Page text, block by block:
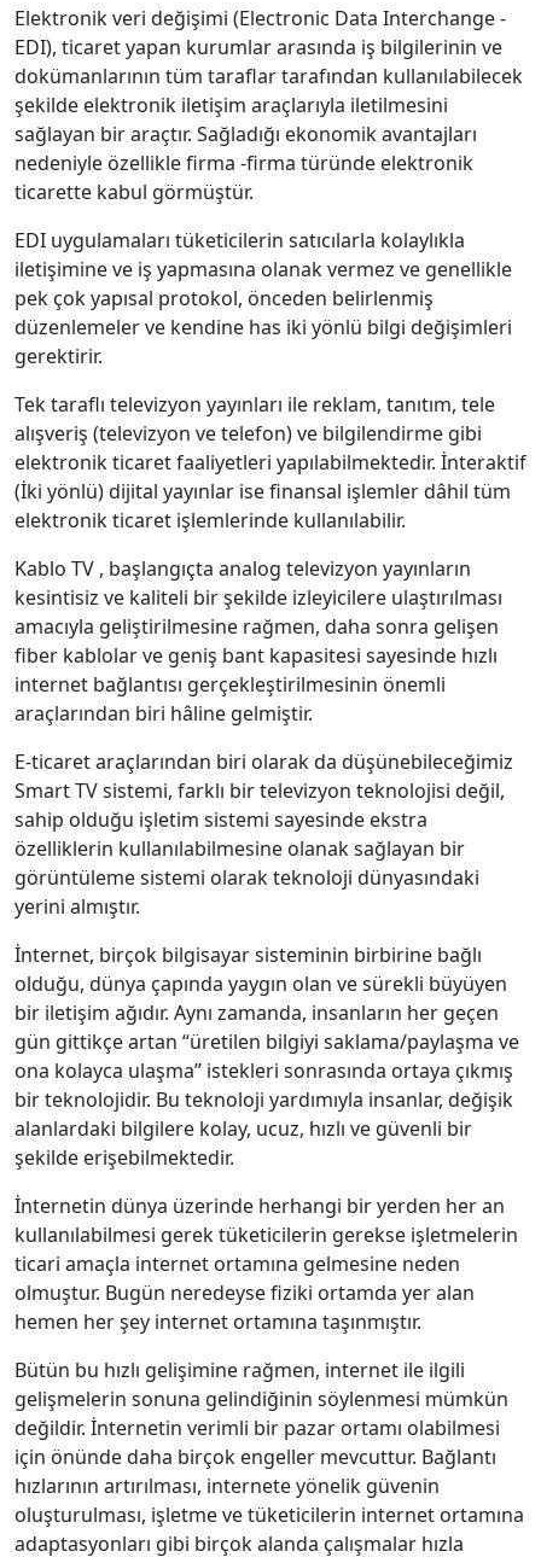
Elektronik veri değişimi (Electronic Data Interchange -
EDI), ticaret yapan kurumlar arasında iş bilgilerinin ve
dokümanlarının tüm taraflar tarafından kullanılabilecek
şekilde elektronik iletişim araçlarıyla iletilmesini
sağlayan bir araçtır. Sağladığı ekonomik avantajları
nedeniyle özellikle firma -firma türünde elektronik
ticarette kabul görmüştür.
EDI uygulamaları tüketicilerin satıcılarla kolaylıkla
iletişimine ve iş yapmasına olanak vermez ve genellikle
pek çok yapısal protokol, önceden belirlenmiş
düzenlemeler ve kendine has iki yönlü bilgi değişimleri
gerektirir.
Tek taraflı televizyon yayınları ile reklam, tanıtım, tele
alışveriş (televizyon ve telefon) ve bilgilendirme gibi
elektronik ticaret faaliyetleri yapılabilmektedir. İnteraktif
(İki yönlü) dijital yayınlar ise finansal işlemler dâhil tüm
elektronik ticaret işlemlerinde kullanılabilir.
Kablo TV , başlangıçta analog televizyon yayınların
kesintisiz ve kaliteli bir şekilde izleyicilere ulaştırılması
amacıyla geliştirilmesine rağmen, daha sonra gelişen
fiber kablolar ve geniş bant kapasitesi sayesinde hızlı
internet bağlantısı gerçekleştirilmesinin önemli
araçlarından biri hâline gelmiştir.
E-ticaret araçlarından biri olarak da düşünebileceğimiz
Smart TV sistemi, farklı bir televizyon teknolojisi değil,
sahip olduğu işletim sistemi sayesinde ekstra
özelliklerin kullanılabilmesine olanak sağlayan bir
görüntüleme sistemi olarak teknoloji dünyasındaki
yerini almıştır.
İnternet, birçok bilgisayar sisteminin birbirine bağlı
olduğu, dünya çapında yaygın olan ve sürekli büyüyen
bir iletişim ağıdır. Aynı zamanda, insanların her geçen
gün gittikçe artan “üretilen bilgiyi saklama/paylaşma ve
ona kolayca ulaşma” istekleri sonrasında ortaya çıkmış
bir teknolojidir. Bu teknoloji yardımıyla insanlar, değişik
alanlardaki bilgilere kolay, ucuz, hızlı ve güvenli bir
şekilde erişebilmektedir.
İnternetin dünya üzerinde herhangi bir yerden her an
kullanılabilmesi gerek tüketicilerin gerekse işletmelerin
ticari amaçla internet ortamına gelmesine neden
olmuştur. Bugün neredeyse fiziki ortamda yer alan
hemen her şey internet ortamına taşınmıştır.
Bütün bu hızlı gelişimine rağmen, internet ile ilgili
gelişmelerin sonuna gelindiğinin söylenmesi mümkün
değildir. İnternetin verimli bir pazar ortamı olabilmesi
için önünde daha birçok engeller mevcuttur. Bağlantı
hızlarının artırılması, internete yönelik güvenin
oluşturulması, işletme ve tüketicilerin internet ortamına
adaptasyonları gibi birçok alanda çalışmalar hızla